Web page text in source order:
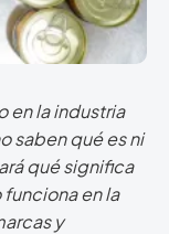
en la industria
saben qué es ni
qué significa
en la
y